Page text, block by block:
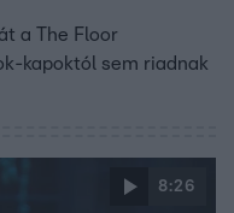
a The Floor
kapoktól sem riadnak
8:26